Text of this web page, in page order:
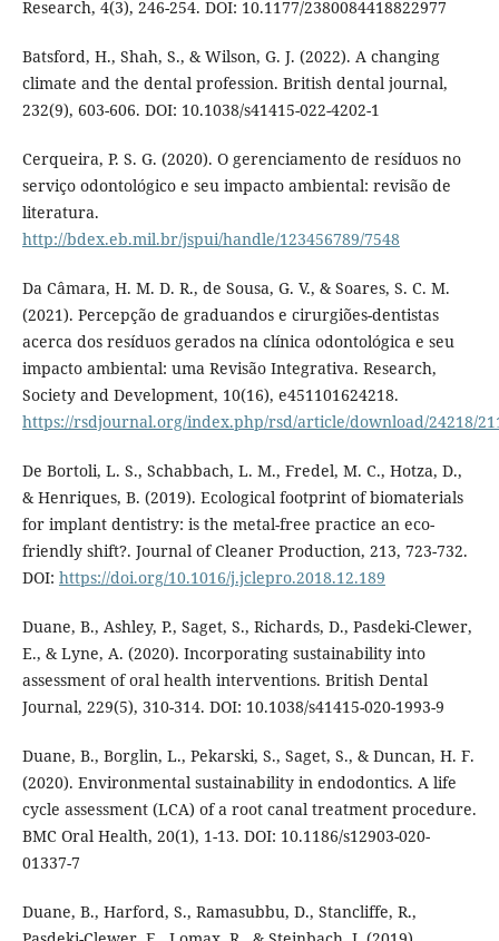
Research, 4(3), 246-254. DOI: 10.1177/2380084418822977
Batsford, H., Shah, S., & Wilson, G. J. (2022). A changing
climate and the dental profession. British dental journal,
232(9), 603-606. DOI: 10.1038/s41415-022-4202-1
Cerqueira, P. S. G. (2020). O gerenciamento de resíduos no
serviço odontológico e seu impacto ambiental: revisão de
literatura.
http://bdex.eb.mil.br/jspui/handle/123456789/7548
Da Câmara, H. M. D. R., de Sousa, G. V., & Soares, S. C. M.
(2021). Percepção de graduandos e cirurgiões-dentistas
acerca dos resíduos gerados na clínica odontológica e seu
impacto ambiental: uma Revisão Integrativa. Research,
Society and Development, 10(16), e451101624218.
https://rsdjournal.org/index.php/rsd/article/download/24218/
De Bortoli, L. S., Schabbach, L. M., Fredel, M. C., Hotza, D.,
& Henriques, B. (2019). Ecological footprint of biomaterials
for implant dentistry: is the metal-free practice an eco-
friendly shift?. Journal of Cleaner Production, 213, 723-732.
DOI: https://doi.org/10.1016/j.jclepro.2018.12.189
Duane, B., Ashley, P., Saget, S., Richards, D., Pasdeki-Clewer,
E., & Lyne, A. (2020). Incorporating sustainability into
assessment of oral health interventions. British Dental
Journal, 229(5), 310-314. DOI: 10.1038/s41415-020-1993-9
Duane, B., Borglin, L., Pekarski, S., Saget, S., & Duncan, H. F.
(2020). Environmental sustainability in endodontics. A life
cycle assessment (LCA) of a root canal treatment procedure.
BMC Oral Health, 20(1), 1-13. DOI: 10.1186/s12903-020-
01337-7
Duane, B., Harford, S., Ramasubbu, D., Stancliffe, R.,